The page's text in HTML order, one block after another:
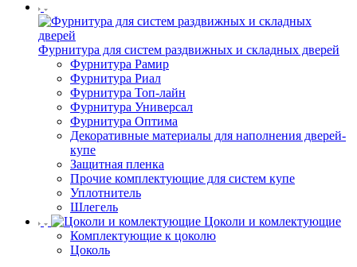
Фурнитура для систем раздвижных и складных дверей
Фурнитура Рамир
Фурнитура Риал
Фурнитура Топ-лайн
Фурнитура Универсал
Фурнитура Оптима
Декоративные материалы для наполнения дверей-
купе
Защитная пленка
Прочие комплектующие для систем купе
Уплотнитель
Шлегель
Цоколи и комлектующие
Комплектующие к цоколю
Цоколь